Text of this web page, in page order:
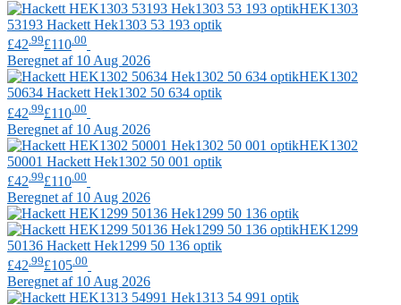
HEK1303
53193 Hackett Hek1303 53 193 optik
£42.99£110.00
Beregnet af 10 Aug 2026
HEK1302
50634 Hackett Hek1302 50 634 optik
£42 .99£110 .00
Beregnet af 10 Aug 2026
HEK1302
50001 Hackett Hek1302 50 001 optik
£42 .99£110 .00
Beregnet af 10 Aug 2026
HEK1299
50136 Hackett Hek1299 50 136 optik
£42.99£105.00
Beregnet af 10 Aug 2026